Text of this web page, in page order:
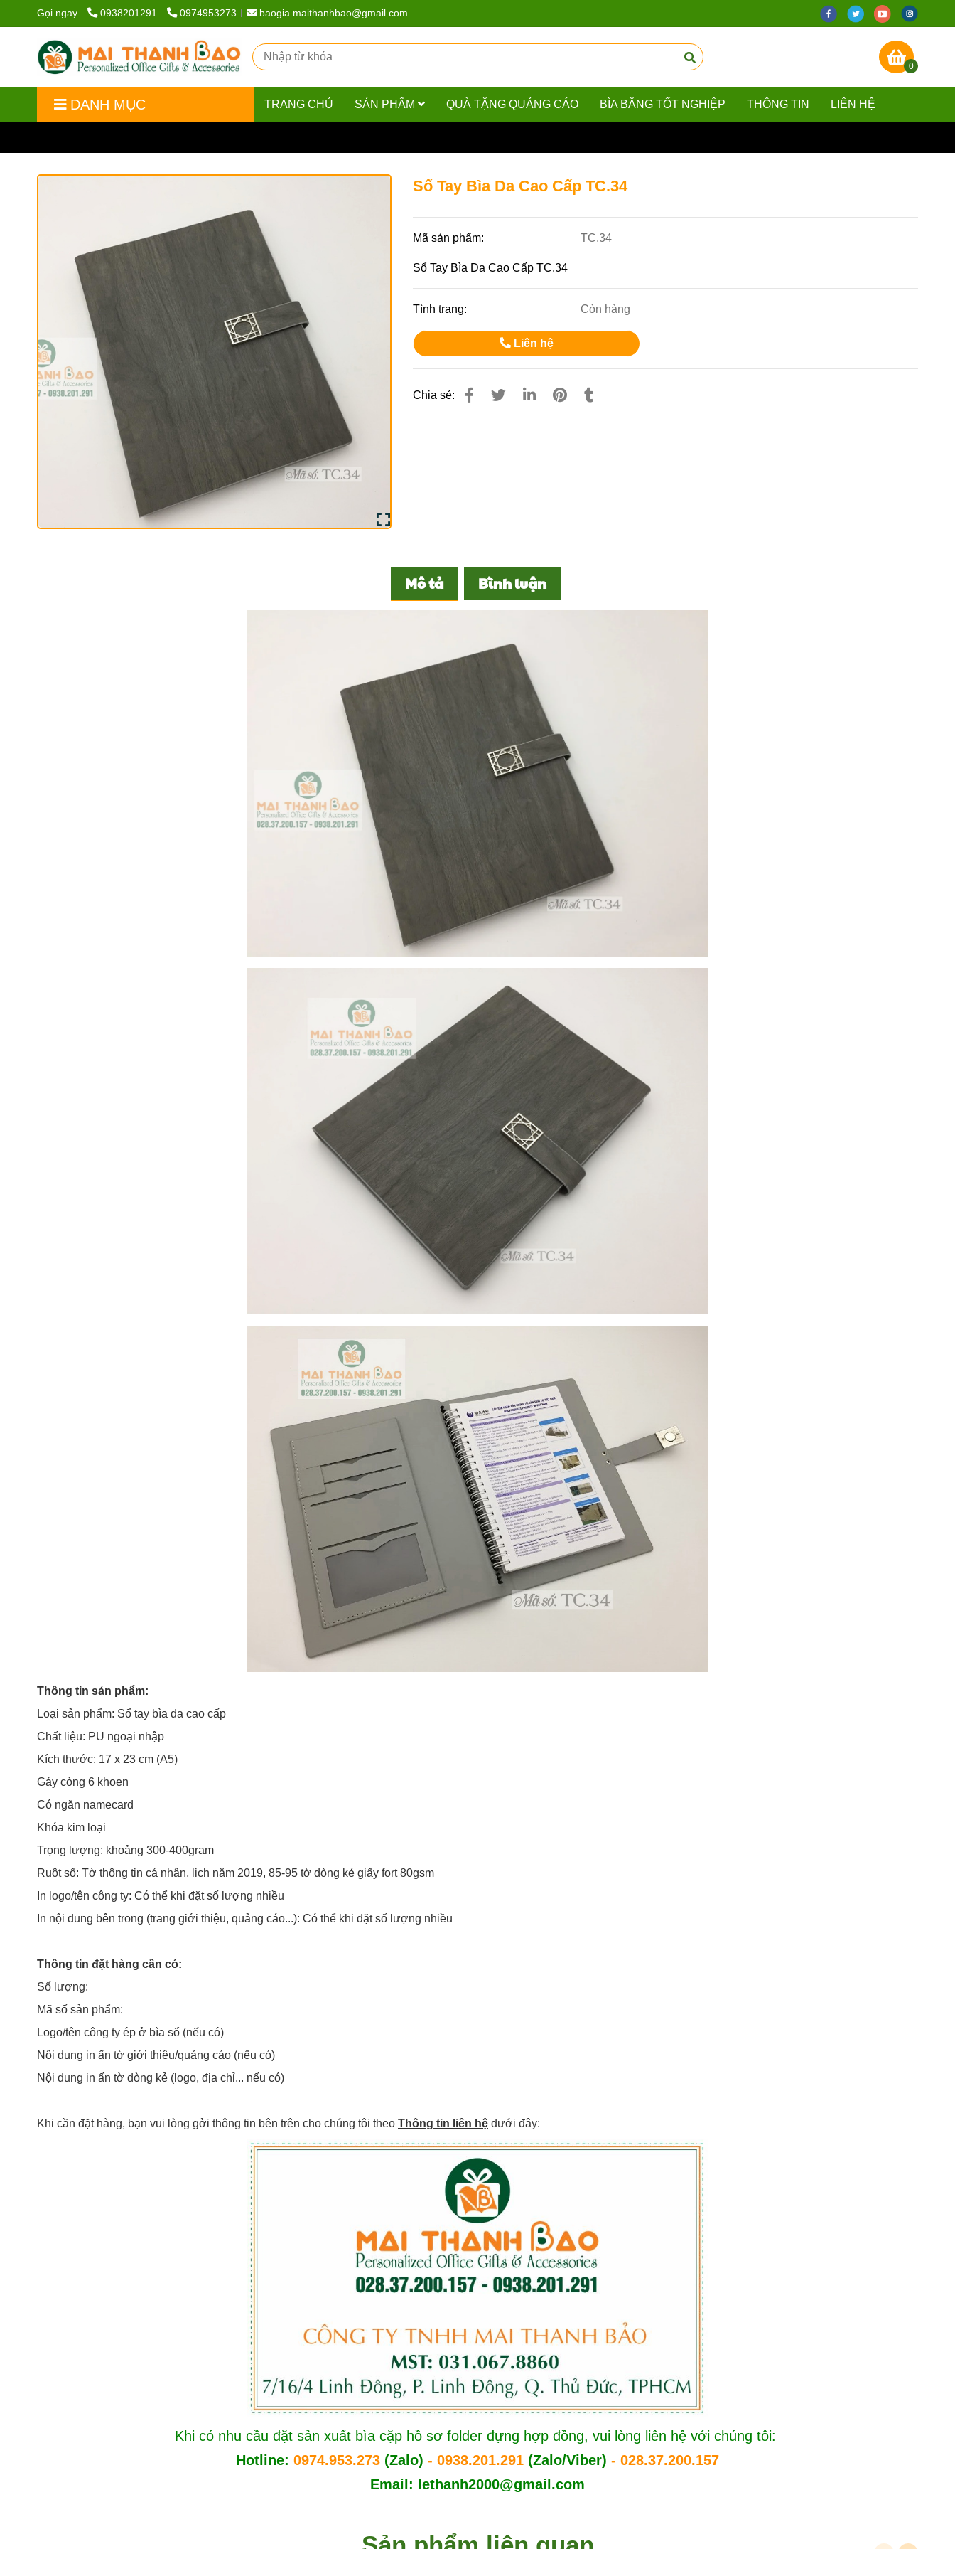
Gọi ngay 0938201291 0974953273 baogia.maithanhbao@gmail.com
0
DANH MỤC TRANG CHỦ SẢN PHẨM QUÀ TẶNG QUẢNG CÁO BÌA BẰNG TỐT NGHIỆP THÔNG TIN LIÊN HỆ
Sổ Tay Bìa Da Cao Cấp TC.34
Mã sản phẩm: TC.34
Sổ Tay Bìa Da Cao Cấp TC.34
Tình trạng: Còn hàng
Liên hệ
Chia sẻ:
Mô tả Bình luận
Thông tin sản phẩm:
Loại sản phẩm: Sổ tay bìa da cao cấp
Chất liệu: PU ngoại nhập
Kích thước: 17 x 23 cm (A5)
Gáy còng 6 khoen
Có ngăn namecard
Khóa kim loại
Trọng lượng: khoảng 300-400gram
Ruột sổ: Tờ thông tin cá nhân, lịch năm 2019, 85-95 tờ dòng kẻ giấy fort 80gsm
In logo/tên công ty: Có thể khi đặt số lượng nhiều
In nội dung bên trong (trang giới thiệu, quảng cáo...): Có thể khi đặt số lượng nhiều
Thông tin đặt hàng cần có:
Số lượng:
Mã số sản phẩm:
Logo/tên công ty ép ở bìa sổ (nếu có)
Nội dung in ấn tờ giới thiệu/quảng cáo (nếu có)
Nội dung in ấn tờ dòng kẻ (logo, địa chỉ... nếu có)
Khi cần đặt hàng, bạn vui lòng gởi thông tin bên trên cho chúng tôi theo Thông tin liên hệ dưới đây:
Khi có nhu cầu đặt sản xuất bìa cặp hồ sơ folder đựng hợp đồng, vui lòng liên hệ với chúng tôi:
Hotline: 0974.953.273 (Zalo) - 0938.201.291 (Zalo/Viber) - 028.37.200.157
Email: lethanh2000@gmail.com